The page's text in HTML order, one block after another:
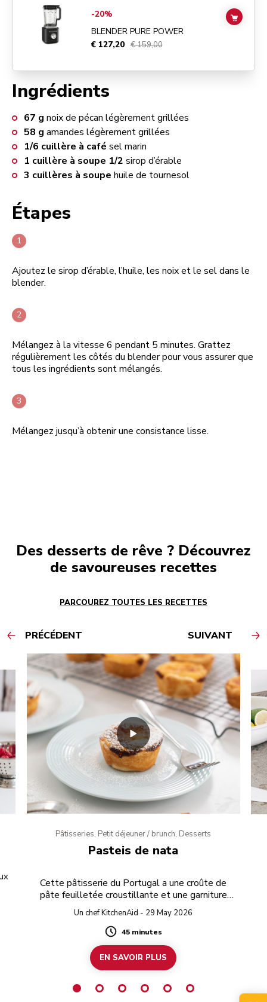
Ingrédients
67 g noix de pécan légèrement grillées
58 g amandes légèrement grillées
1/6 cuillère à café sel marin
1 cuillère à soupe 1/2 sirop d’érable
3 cuillères à soupe huile de tournesol
Étapes
Ajoutez le sirop d’érable, l’huile, les noix et le sel dans le
blender.
Mélangez à la vitesse 6 pendant 5 minutes. Grattez
régulièrement les côtés du blender pour vous assurer que
tous les ingrédients sont mélangés.
Mélangez jusqu’à obtenir une consistance lisse.
Go toBlender Pure Power
-20%
BLENDER PURE POWER
€ 127,20 € 159,00
ADD
Des desserts de rêve ? Découvrez
de savoureuses recettes
PARCOUREZ TOUTES LES RECETTES
PRÉCÉDENT SUIVANT
Pâtisseries, Petit déjeuner / brunch, Desserts
Pasteis de nata
Cette pâtisserie du Portugal a une croûte de
pâte feuilletée croustillante et une garniture
crémeuse sucrée.
Un chef KitchenAid - 29 May 2026
Duration
45 minutes
EN SAVOIR PLUS